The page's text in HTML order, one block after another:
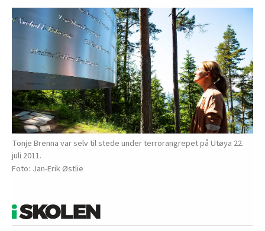
Tonje Brenna var selv til stede under terrorangrepet på Utøya 22.
juli 2011.
Jan-Erik Østlie